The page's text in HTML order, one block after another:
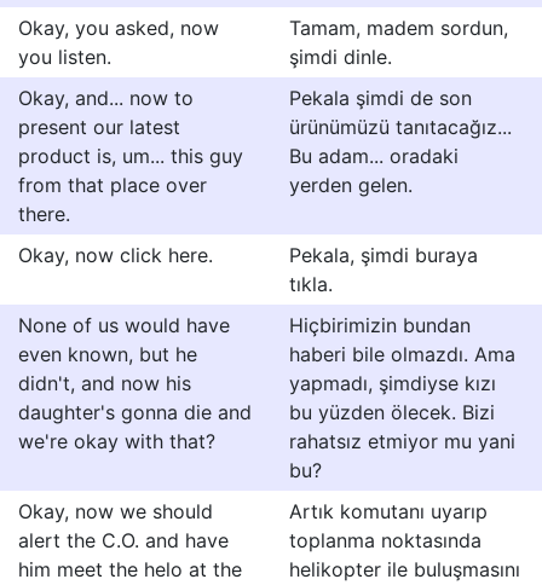
Okay, you asked, now
you listen.
Tamam, madem sordun,
şimdi dinle.
Okay, and... now to
present our latest
product is, um... this guy
from that place over
there.
Pekala şimdi de son
ürünümüzü tanıtacağız...
Bu adam... oradaki
yerden gelen.
Okay, now click here.
Pekala, şimdi buraya
tıkla.
None of us would have
even known, but he
didn't, and now his
daughter's gonna die and
we're okay with that?
Hiçbirimizin bundan
haberi bile olmazdı. Ama
yapmadı, şimdiyse kızı
bu yüzden ölecek. Bizi
rahatsız etmiyor mu yani
bu?
Okay, now we should
alert the C.O. and have
him meet the helo at the
Artık komutanı uyarıp
toplanma noktasında
helikopter ile buluşmasını